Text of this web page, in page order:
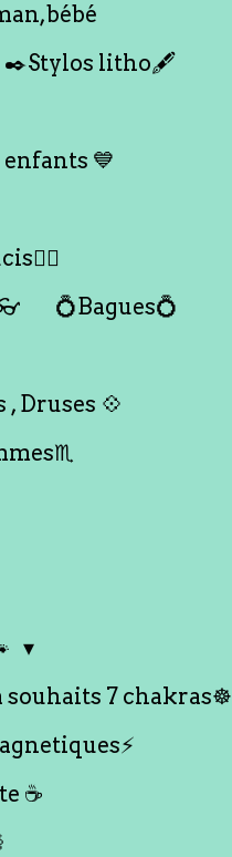
✒️Stylos litho🖋️
💙
💍Bagues💍
, Druses 💠
souhaits 7 chakras☸️
☕️